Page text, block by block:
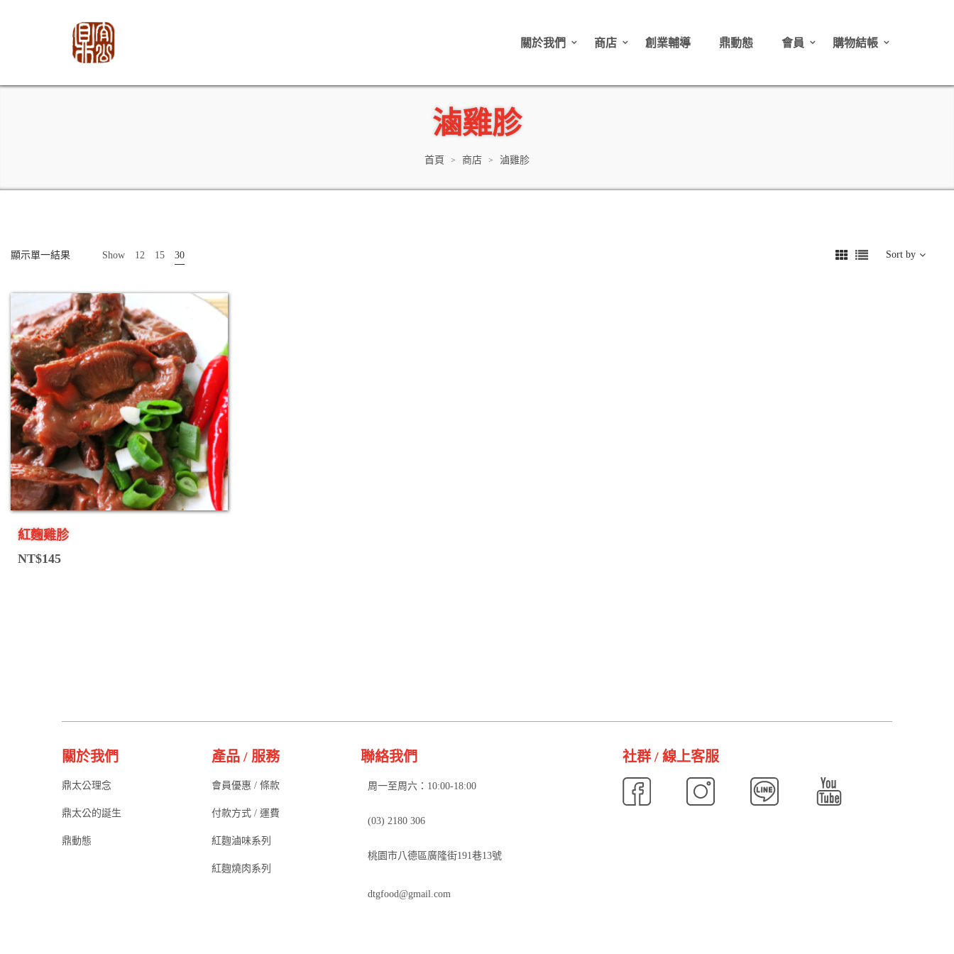
關於我們 商店 創業輔導 鼎動態 會員 購物結帳
滷雞胗
首頁 > 商店 > 滷雞胗
顯示單一結果 Show 12 15 30 Sort by
紅麴雞胗
NT$145
關於我們
鼎太公理念
鼎太公的誕生
鼎動態
產品 / 服務
會員優惠 / 條款
付款方式 / 運費
紅麴滷味系列
紅麴燒肉系列
聯絡我們
周一至周六：10:00-18:00
(03) 2180 306
桃園市八德區廣隆街191巷13號
dtgfood@gmail.com
社群 / 線上客服